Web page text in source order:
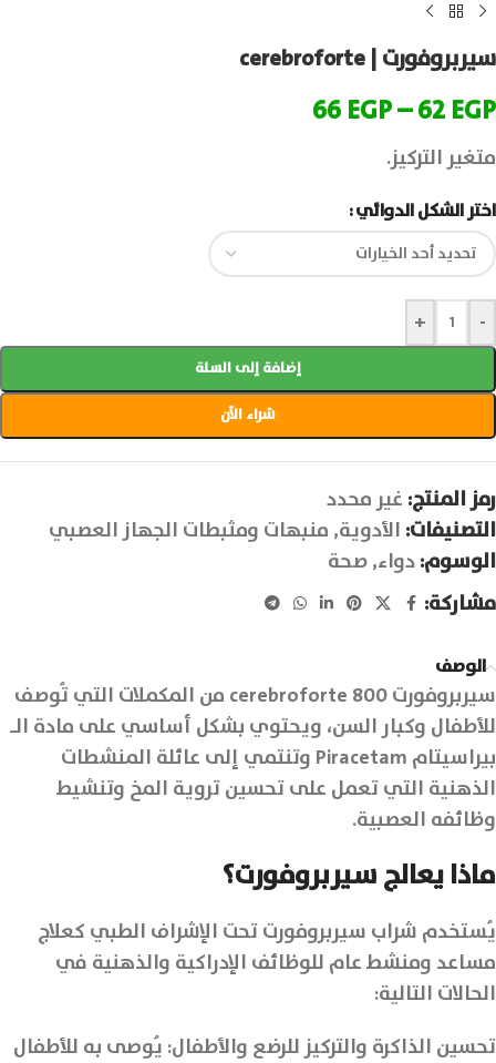
سيربروفورت | cerebroforte
62EGP
–
66EGP
متغير التركيز.
اختر الشكل الدوائي
-
+
إضافة إلى السلة
شراء الآن
رمز المنتج: غير محدد
التصنيفات: الأدوية, منبهات ومثبطات الجهاز العصبي
الوسوم:دواء,صحة
مشاركة:
الوصف
سيربروفورت cerebroforte 800 من المكملات التي تُوصف
للأطفال وكبار السن، ويحتوي بشكل أساسي على مادة الـ
بيراسيتام Piracetam وتنتمي إلى عائلة المنشطات
الذهنية التي تعمل على تحسين تروية المخ وتنشيط
وظائفه العصبية.
ماذا يعالج سيربروفورت؟
يُستخدم شراب سيربروفورت تحت الإشراف الطبي كعلاج
مساعد ومنشط عام للوظائف الإدراكية والذهنية في
الحالات التالية:
تحسين الذاكرة والتركيز للرضع والأطفال: يُوصى به للأطفال